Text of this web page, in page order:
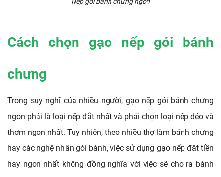
Cách chọn gạo nếp gói bánh
chưng
Trong suy nghĩ của nhiều người, gạo nếp gói bánh chưng
ngon phải là loại nếp đắt nhất và phải chọn loại nếp dẻo và
thơm ngon nhất. Tuy nhiên, theo nhiều thợ làm bánh chưng
hay các nghệ nhân gói bánh, việc sử dụng gạo nếp đăt tiền
hay ngon nhất không đồng nghĩa với việc sẽ cho ra bánh